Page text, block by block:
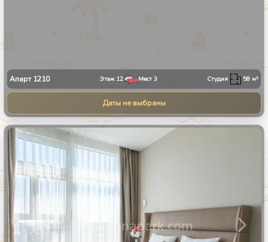
Апарт 1210 Этаж 12 Мест 3 Студия 58 м²
Даты не выбраны